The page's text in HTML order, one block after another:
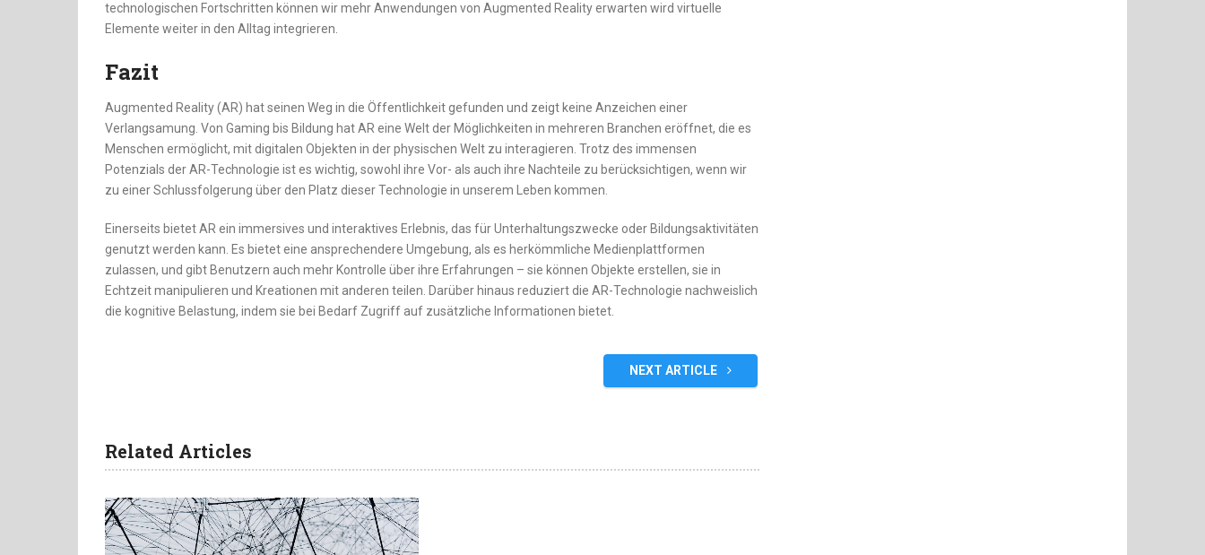
technologischen Fortschritten können wir mehr Anwendungen von Augmented Reality erwarten wird virtuelle
Elemente weiter in den Alltag integrieren.
Fazit
Augmented Reality (AR) hat seinen Weg in die Öffentlichkeit gefunden und zeigt keine Anzeichen einer
Verlangsamung. Von Gaming bis Bildung hat AR eine Welt der Möglichkeiten in mehreren Branchen eröffnet, die es
Menschen ermöglicht, mit digitalen Objekten in der physischen Welt zu interagieren. Trotz des immensen
Potenzials der AR-Technologie ist es wichtig, sowohl ihre Vor- als auch ihre Nachteile zu berücksichtigen, wenn wir
zu einer Schlussfolgerung über den Platz dieser Technologie in unserem Leben kommen.
Einerseits bietet AR ein immersives und interaktives Erlebnis, das für Unterhaltungszwecke oder Bildungsaktivitäten
genutzt werden kann. Es bietet eine ansprechendere Umgebung, als es herkömmliche Medienplattformen
zulassen, und gibt Benutzern auch mehr Kontrolle über ihre Erfahrungen – sie können Objekte erstellen, sie in
Echtzeit manipulieren und Kreationen mit anderen teilen. Darüber hinaus reduziert die AR-Technologie nachweislich
die kognitive Belastung, indem sie bei Bedarf Zugriff auf zusätzliche Informationen bietet.
NEXT ARTICLE
Related Articles